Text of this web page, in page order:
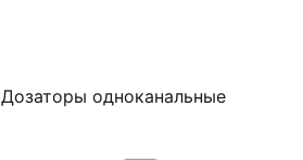
Дозаторы одноканальные